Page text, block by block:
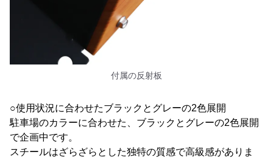
付属の反射板
○使用状況に合わせたブラックとグレーの2色展開
駐車場のカラーに合わせた、ブラックとグレーの2色展開
で企画中です。
スチールはざらざらとした独特の質感で高級感がありま